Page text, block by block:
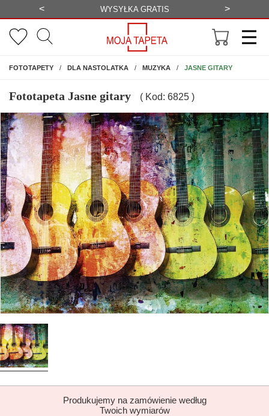
< WYSYŁKA GRATIS >
FOTOTAPETYNA ŚCIANĘ
DLA NASTOLATKA MUZYKA JASNE GITARY
Fototapeta Jasne gitary ( Kod: 6825 )
Produkujemy na zamówienie według
Twoich wymiarów